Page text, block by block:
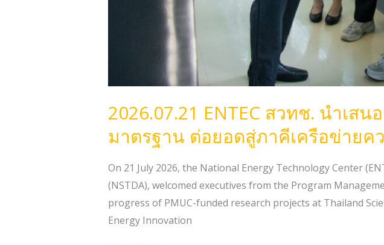
2026.07.21 ENTEC สวทช. นำเส
มาตรฐาน ต่อยอดสู่ภาคีเครือข่ายค
On 21 July 2026, the National Energy Technology Center
(NSTDA), welcomed executives from the Program
progress of PMUC-funded research projects at Thailand
Energy Innovation